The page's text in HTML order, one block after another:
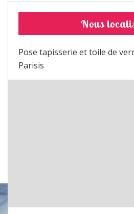
Nous
Pose tapisserie et toile de
Parisis